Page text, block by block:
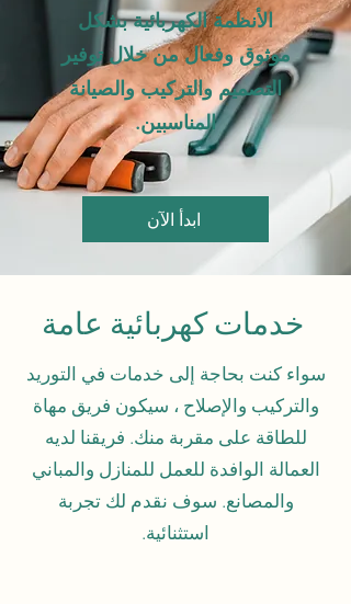
الأنظمة الكهربائية بشكل
موثوق وفعال من خلال توفير
التصميم والتركيب والصيانة
المناسبين.
ابدأ الآن
خدماتكهربائية عامة
سواء كنت بحاجة إلى خدمات في التوريد
والتركيب والإصلاح ، سيكون فريق مهاة
للطاقة على مقربة منك. فريقنا لديه
العمالة الوافدة للعمل للمنازل والمباني
والمصانع. سوف نقدم لك تجربة
استثنائية.